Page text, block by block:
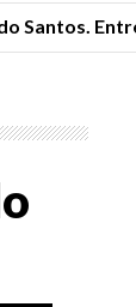
Santos.